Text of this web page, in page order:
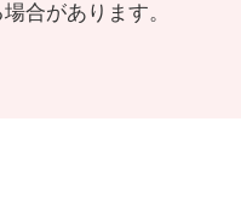
合があります。